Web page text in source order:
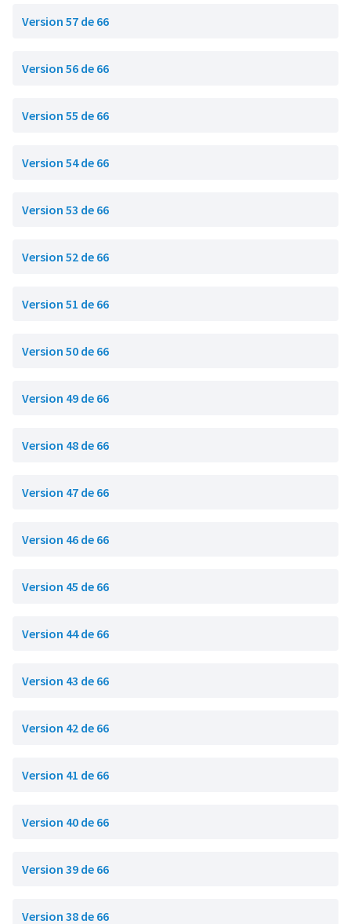
Version 57 de 66
Version 56 de 66
Version 55 de 66
Version 54 de 66
Version 53 de 66
Version 52 de 66
Version 51 de 66
Version 50 de 66
Version 49 de 66
Version 48 de 66
Version 47 de 66
Version 46 de 66
Version 45 de 66
Version 44 de 66
Version 43 de 66
Version 42 de 66
Version 41 de 66
Version 40 de 66
Version 39 de 66
Version 38 de 66